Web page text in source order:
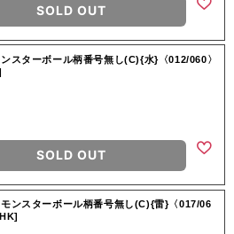
SOLD OUT
スターボール柄番号無し(C){水}〈012/060〉
SOLD OUT
ンスターボール柄番号無し(C){雷}〈017/06